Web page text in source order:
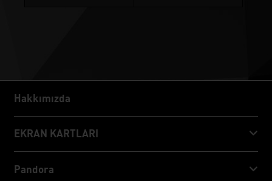
Hakkımızda
Hakkımızda
EKRAN KARTLARI
Pandora